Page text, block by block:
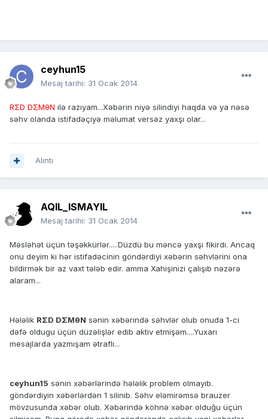
ceyhun15
Mesaj tarihi: 31 Ocak 2014
RΣD DΣMθN ilə razıyam...Xəbərin niyə silindiyi haqda və ya nəsə
səhv olanda istifadəçiyə məlumat versəz yaxşı olar...
Alıntı
AQIL_ISMAYIL
Mesaj tarihi: 31 Ocak 2014
Məsləhət üçün təşəkkürlər.....Düzdü bu məncə yaxşı fikirdi. Ancaq
onu deyim ki hər istifadəcinin göndərdiyi xəbərin səhvlərini ona
bildirmək bir az vaxt tələb edir. amma Xahişinizi çalışıb nəzərə
alaram...
Hələlik RΣD DΣMθN sənin xəbərində səhvlər olub onuda 1-ci
dəfə oldugu üçün düzəlişlər edib aktiv etmişəm....Yuxarı
mesajlarda yazmışam ətraflı...
ceyhun15 sənin xəbərlərində hələlik problem olmayıb.
göndərdiyin xəbərlərdən 1 silinib. Səhv eləmirəmsə brauzer
mövzusunda xəbər olub. Xəbərində köhnə xəbər olduğu üçün